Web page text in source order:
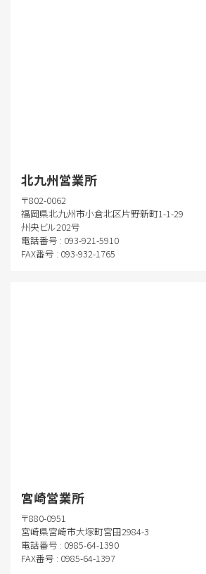
北九州営業所
〒802-0062
福岡県北九州市小倉北区片野新町1-1-29
州央ビル202号
電話番号 : 093-921-5910
FAX番号 : 093-932-1765
宮崎営業所
〒880-0951
宮崎県宮崎市大塚町宮田2984-3
電話番号 : 0985-64-1390
FAX番号 : 0985-64-1397